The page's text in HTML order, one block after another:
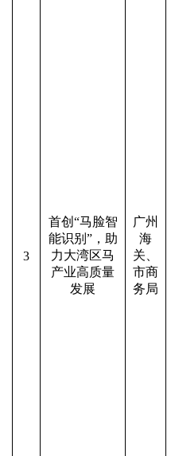
3
首创 “马脸智
能识别”，助
力大湾区马
产业高质量
发展
广州
海
关、
市商
务局